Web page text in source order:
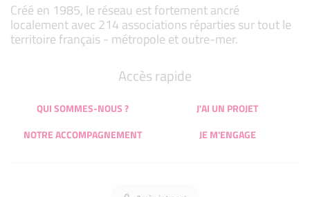
Créé en 1985, le réseau est fortement ancré
localement avec 214 associations réparties sur tout le
territoire français - métropole et outre-mer.
Accès rapide
QUI SOMMES-NOUS ?
J'AI UN PROJET
NOTRE ACCOMPAGNEMENT
JE M'ENGAGE